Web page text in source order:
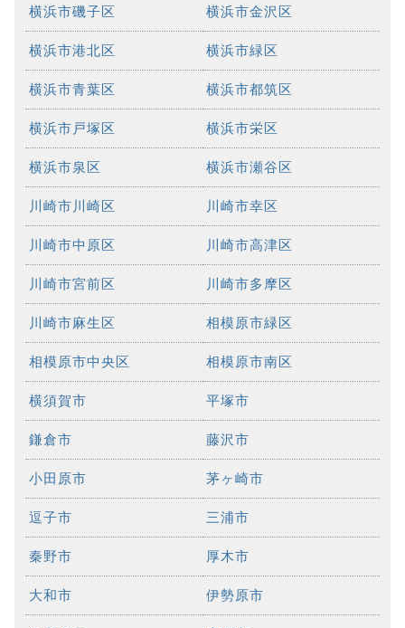
横浜市磯子区 横浜市金沢区
横浜市港北区 横浜市緑区
横浜市青葉区 横浜市都筑区
横浜市戸塚区 横浜市栄区
横浜市泉区 横浜市瀬谷区
川崎市川崎区 川崎市幸区
川崎市中原区 川崎市高津区
川崎市宮前区 川崎市多摩区
川崎市麻生区 相模原市緑区
相模原市中央区 相模原市南区
横須賀市 平塚市
鎌倉市 藤沢市
小田原市 茅ヶ崎市
逗子市 三浦市
秦野市 厚木市
大和市 伊勢原市